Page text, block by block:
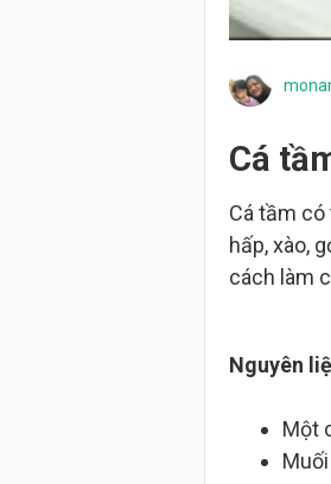
Cá
Cá tầm
hấp, xào,
cách làm
Nguyên
Một